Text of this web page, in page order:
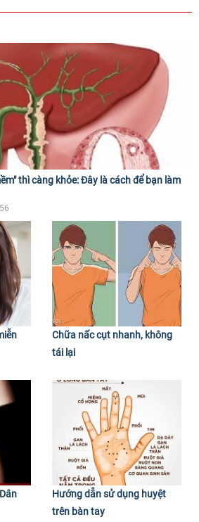
thì càng khỏe: Đây là cách để bạn làm
Chữa nấc cụt nhanh, không
tái lại
Hướng dẫn sử dụng huyệt
trên bàn tay